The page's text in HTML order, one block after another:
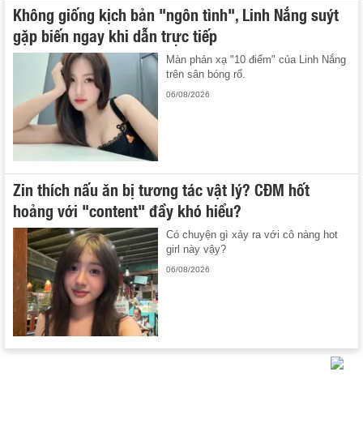
Không giống kịch bản "ngôn tình", Linh Nắng suýt
gặp biến ngay khi dẫn trực tiếp
Màn phản xạ "10 điểm" của Linh Nắng
trên sân bóng rổ.
06/08/2026
Zin thích nấu ăn bị tương tác vật lý? CĐM hốt
hoảng với "content" đầy khó hiểu?
Có chuyện gì xảy ra với cô nàng hot
girl này vậy?
06/08/2026